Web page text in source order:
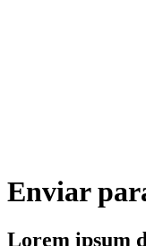
Enviar
Lorem ipsum